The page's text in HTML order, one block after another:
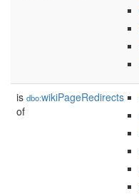
is dbo:wikiPageRedirects
of